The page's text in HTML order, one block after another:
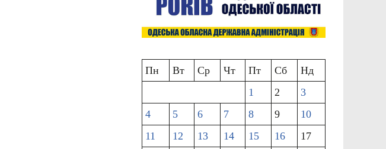
Пн Вт Ср Чт Пт Сб
Нд
1
2
3
4
5 6 7 8 9
10
11
12 13 14 15 16
17